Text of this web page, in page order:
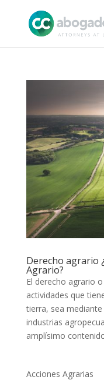
Derecho agrario
Agrario?
El derecho agrario
actividades que
tierra, sea
industrias
amplísimo
Acciones Agrarias